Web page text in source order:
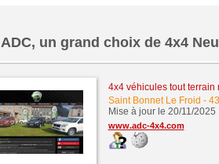
ADC, un grand choix de 4x4
4x4 véhicules tout terrain
Saint Bonnet Le Froid -
Mise à jour le 20/11/2025
www.adc-4x4.com